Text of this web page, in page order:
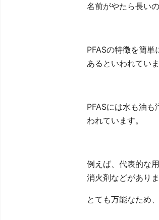
名前がやたら長い
PFASの特徴を簡
あるといわれていま
PFASには水も油
われています。
例えば、代表的な
消火剤などがありま
とても万能なため